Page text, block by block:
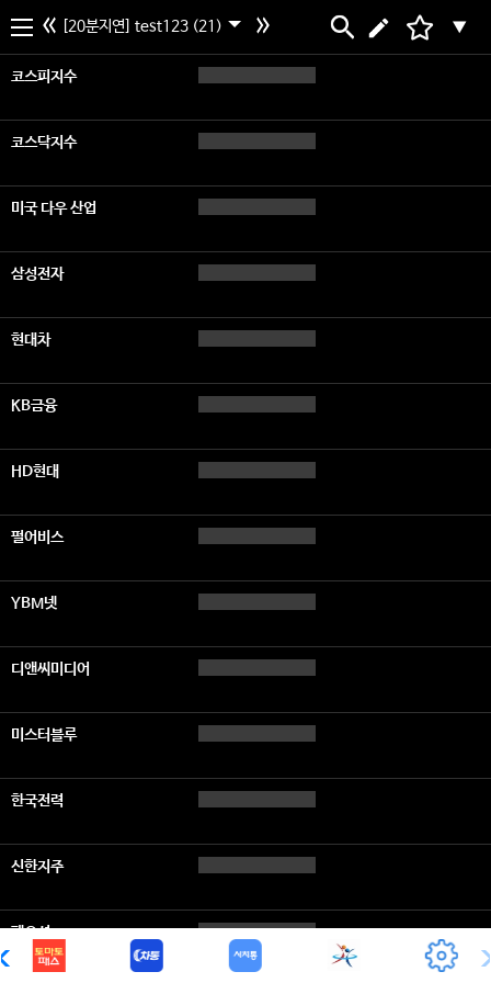
[20분지연] test123 (21) ▼
코스피지수
코스닥지수
미국 다우 산업
삼성전자
현대차
KB금융
HD현대
펄어비스
YBM넷
디앤씨미디어
미스터블루
한국전력
신한지주
팬오션